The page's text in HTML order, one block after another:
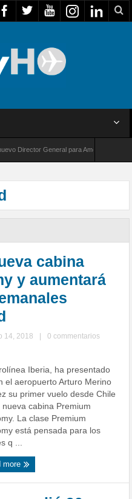
General para América Latina
cabina
y aumentará
14, 2018
0 commentarios
Iberia, ha presentado
el aeropuerto Arturo Merino
su primer vuelo desde Chile
nueva cabina Premium
La clase Premium
está pensada para los
q ...
more